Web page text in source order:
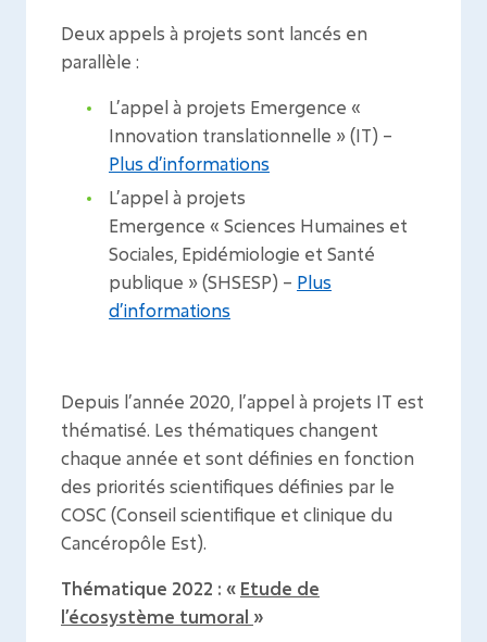
Deux appels à projets sont lancés en
parallèle :
L’appel à projets Emergence «
Innovation translationnelle » (IT) –
Plus d’informations
L’appel à projets
Emergence « Sciences Humaines et
Sociales, Epidémiologie et Santé
publique » (SHSESP) – Plus
d’informations
Depuis l’année 2020, l’appel à projets IT est
thématisé. Les thématiques changent
chaque année et sont définies en fonction
des priorités scientifiques définies par le
COSC (Conseil scientifique et clinique du
Cancéropôle Est).
Thématique 2022 : « Etude de
l’écosystème tumoral »